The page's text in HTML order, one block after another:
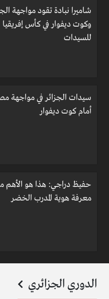
شاميرا نبادة تقود مواجهة
وكوت ديفوار في كأس إفريقيا
للسيدات
سيدات الجزائر في مواجهة
أمام كوت ديفوار
حفيظ دراجي: هذا هو الأهم
معرفة هوية المدرب الخضر
الدوري الجزائري